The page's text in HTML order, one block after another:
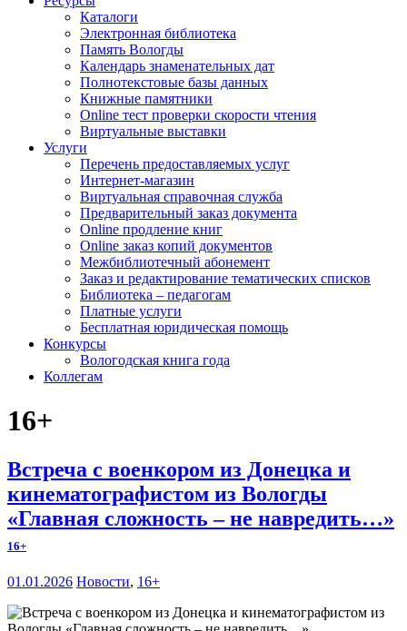
Каталоги
Электронная библиотека
Память Вологды
Календарь знаменательных дат
Полнотекстовые базы данных
Книжные памятники
Online тест проверки скорости чтения
Виртуальные выставки
Услуги
Перечень предоставляемых услуг
Интернет-магазин
Виртуальная справочная служба
Предварительный заказ документа
Online продление книг
Online заказ копий документов
Межбиблиотечный абонемент
Заказ и редактирование тематических списков
Библиотека – педагогам
Платные услуги
Бесплатная юридическая помощь
Конкурсы
Вологодская книга года
Коллегам
16+
Встреча с военкором из Донецка и
кинематографистом из Вологды
«Главная сложность – не навредить…»
16+
01.01.2026 Новости, 16+